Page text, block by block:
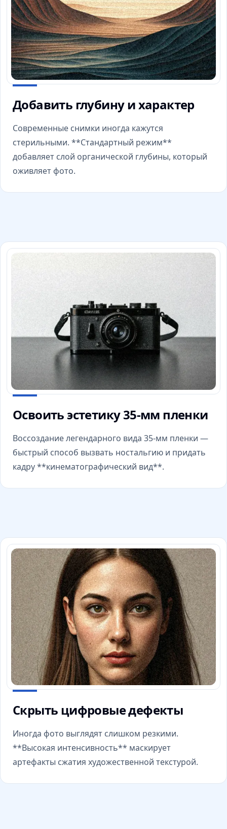
Добавить глубину и характер
Современные снимки иногда кажутся
стерильными. **Стандартный режим**
добавляет слой органической глубины, который
оживляет фото.
Освоить эстетику 35-мм пленки
Воссоздание легендарного вида 35-мм пленки —
быстрый способ вызвать ностальгию и придать
кадру **кинематографический вид**.
Скрыть цифровые дефекты
Иногда фото выглядят слишком резкими.
**Высокая интенсивность** маскирует
артефакты сжатия художественной текстурой.